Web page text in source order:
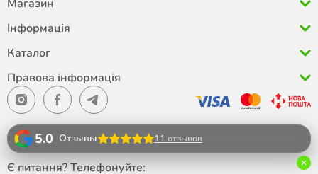
Магазин
Інформація
Каталог
Правова інформація
5.0 Отзывы 11 отзывов
Є питання? Телефонуйте: